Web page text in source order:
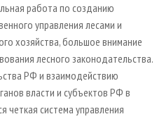
работа по созданию
управления лесами и
хозяйства, большое внимание
лесного законодательства.
РФ и взаимодействию
власти и субъектов РФ в
четкая система управления